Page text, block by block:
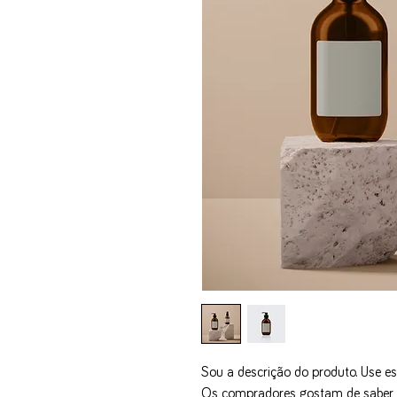
Sou a descrição do produto. Use
Os compradores gostam de